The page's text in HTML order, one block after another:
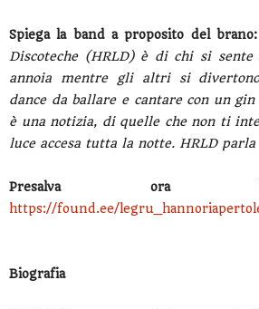
Spiega la band a proposito del brano:
Discoteche (HRLD) è di chi si
annoia mentre gli altri si
dance da ballare e cantare con un
è una notizia, di quelle che non ti
luce accesa tutta la notte. HRLD parla
Presalva ora
https://found.ee/
Biografia